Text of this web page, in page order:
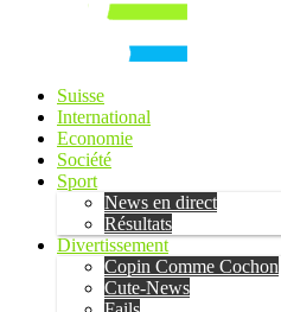
Suisse
International
Economie
Société
Sport
News en direct
Résultats
Divertissement
Copin Comme Cochon
Cute-News